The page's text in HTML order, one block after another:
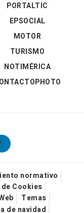
PORTALTIC
EPSOCIAL
MOTOR
TURISMO
NOTIMÉRICA
normativo
Cookies
Temas
de navidad